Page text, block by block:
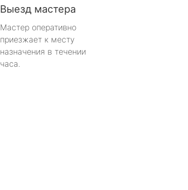
Выезд мастера
Мастер оперативно
приезжает к месту
назначения в течении
часа.